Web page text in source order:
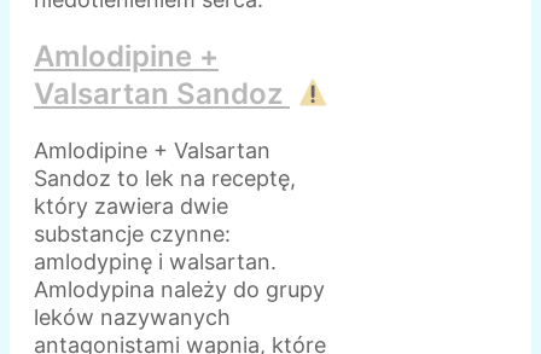
Amlodipine +
Valsartan Sandoz
Amlodipine + Valsartan
Sandoz to lek na receptę,
który zawiera dwie
substancje czynne:
amlodypinę i walsartan.
Amlodypina należy do grupy
leków nazywanych
antagonistami wapnia, które